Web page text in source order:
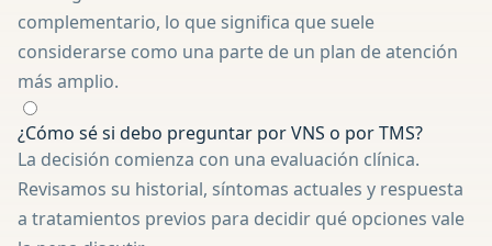
complementario, lo que significa que suele
considerarse como una parte de un plan de atención
más amplio.
¿Cómo sé si debo preguntar por VNS o por TMS?
La decisión comienza con una evaluación clínica.
Revisamos su historial, síntomas actuales y respuesta
a tratamientos previos para decidir qué opciones vale